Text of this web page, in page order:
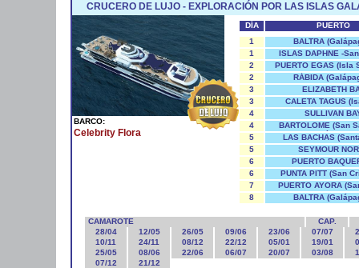
CRUCERO DE LUJO - EXPLORACIÓN POR LAS ISLAS
BARCO:
Celebrity Flora
DÍA
PUERTO
1
BALTRA
1
ISLAS DAPHNE -
2
PUERTO EGAS (Isla
2
RÁBIDA
3
ELIZABETH
3
CALETA TAGUS
4
SULLIVAN
4
BARTOLOME (San
Galápagos)
5
LAS BACHAS
5
SEYMOUR
6
PUERTO
6
PUNTA PITT (San
7
PUERTO AYORA
Ecuador)
8 BALTRA
CAMAROTE
CAP.
28/04
12/05 26/05 09/06 23/06 07/07
10/11
24/11 08/12 22/12 05/01 19/01
25/05
08/06 22/06 06/07 20/07 03/08
07/12
21/12